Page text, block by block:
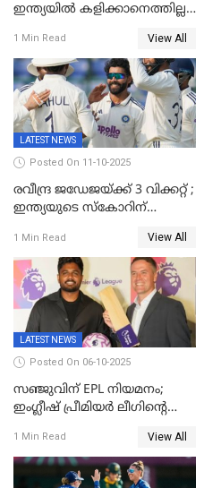
ഇന്ത്യയിൽ കളിക്കാനെത്തില്ല;
ഉൾപ്പെടുത്തിയില്ല
1 Min Read View All
LATEST NEWS
Posted On 11-10-2025
രവീന്ദ്ര ജഡേജയ്ക്ക് 3 വിക്കറ്റ് ;
ഇന്ത്യയുടെ സ്കോറിന്
നാല് വിക്കറ്റ് നഷ്ടം
1 Min Read View All
LATEST NEWS
Posted On 06-10-2025
സഞ്ജുവിന് EPL നിയമനം;
ഇംഗ്ലീഷ് പ്രീമിയര്‍ ലീഗിന്‍റെ
അംബാസഡര്‍
1 Min Read View All